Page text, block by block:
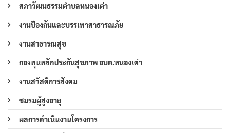
สภาวัฒนธรรมตำบลหนองเต่า
งานป้องกันและบรรเทาสาธารณภัย
งานสาธารณสุข
กองทุนหลักประกันสุขภาพ อบต.หนองเต่า
งานสวัสดิการสังคม
ชมรมผู้สูงอายุ
ผลการดำเนินงานโครงการ